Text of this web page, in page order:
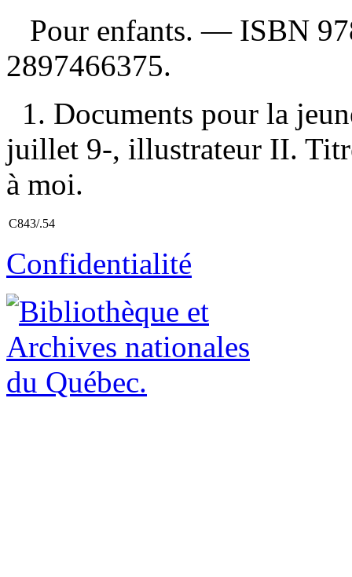
Pour enfants. — ISBN
2897466375.
1. Documents pour la
juillet 9-, illustrateur II.
à moi.
C843/.54
Confidentialité